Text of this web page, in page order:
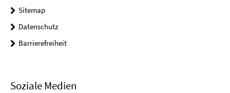
Sitemap
Datenschutz
Barrierefreiheit
Soziale Medien